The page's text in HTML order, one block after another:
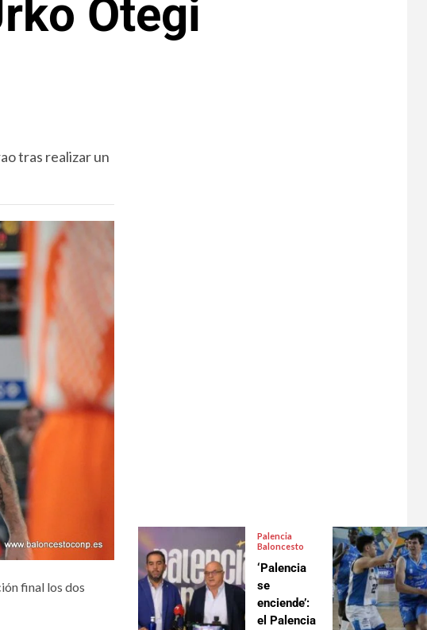
Otegi
tras realizar un
final los dos
Palencia
Baloncesto
‘Palencia
se
enciende’:
el Palencia